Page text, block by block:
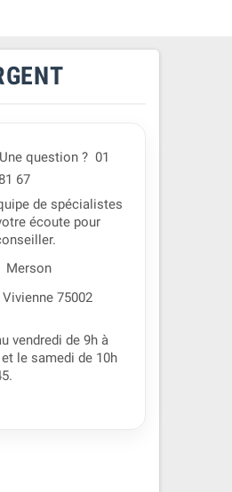
Une question ? 01
67
de spécialistes
écoute pour
Merson
75002
vendredi de 9h à
et le samedi de 10h